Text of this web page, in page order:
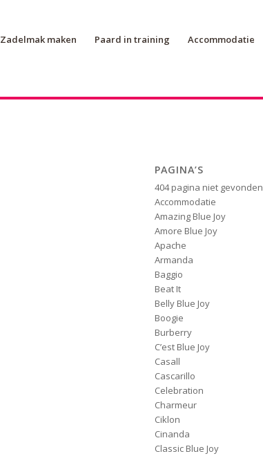
Zadelmak maken Paard in training Accommodatie
PAGINA’S
404 pagina niet gevonden
Accommodatie
Amazing Blue Joy
Amore Blue Joy
Apache
Armanda
Baggio
Beat It
Belly Blue Joy
Boogie
Burberry
C’est Blue Joy
Casall
Cascarillo
Celebration
Charmeur
Ciklon
Cinanda
Classic Blue Joy